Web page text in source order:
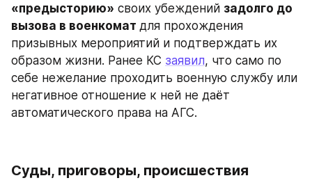
«предысторию» своих убеждений задолго до
вызова в военкомат для прохождения
призывных мероприятий и подтверждать их
образом жизни. Ранее КС заявил, что само по
себе нежелание проходить военную службу или
негативное отношение к ней не даёт
автоматического права на АГС.
Суды, приговоры, происшествия